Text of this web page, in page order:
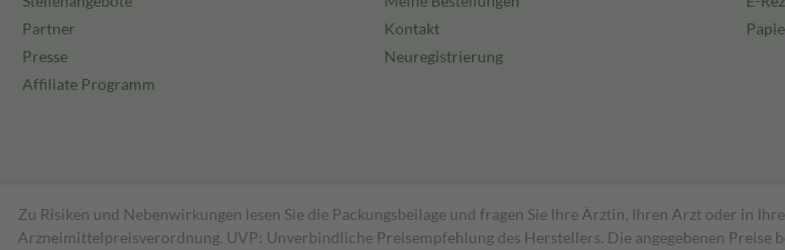
Partner
Presse
Affiliate Programm
Kontakt
Neuregistrierung
Zu Risiken und Nebenwirkungen lesen Sie die Packungsbeilage und fragen Sie Ihre Ärztin, Ihren Arzt oder in
Arzneimittelpreisverordnung. UVP: Unverbindliche Preisempfehlung des Herstellers. Die angegebenen Preise